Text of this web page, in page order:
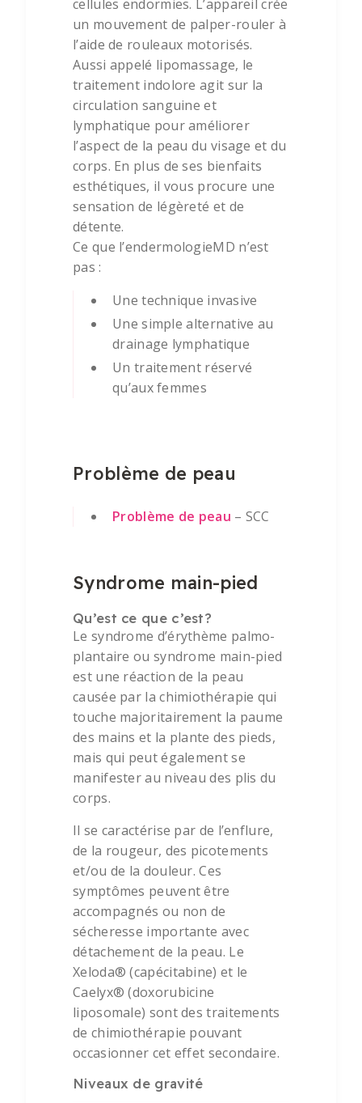
cellules endormies. L’appareil crée
un mouvement de palper-rouler à
l’aide de rouleaux motorisés.
Aussi appelé lipomassage, le
traitement indolore agit sur la
circulation sanguine et
lymphatique pour améliorer
l’aspect de la peau du visage et du
corps. En plus de ses bienfaits
esthétiques, il vous procure une
sensation de légèreté et de
détente.
Ce que l’endermologieMD n’est
pas :
Une technique invasive
Une simple alternative au
drainage lymphatique
Un traitement réservé
qu’aux femmes
Problème de peau
Problème de peau – SCC
Syndrome main-pied
Qu’est ce que c’est?
Le syndrome d’érythème palmo-
plantaire ou syndrome main-pied
est une réaction de la peau
causée par la chimiothérapie qui
touche majoritairement la paume
des mains et la plante des pieds,
mais qui peut également se
manifester au niveau des plis du
corps.
Il se caractérise par de l’enflure,
de la rougeur, des picotements
et/ou de la douleur. Ces
symptômes peuvent être
accompagnés ou non de
sécheresse importante avec
détachement de la peau. Le
Xeloda® (capécitabine) et le
Caelyx® (doxorubicine
liposomale) sont des traitements
de chimiothérapie pouvant
occasionner cet effet secondaire.
Niveaux de gravité